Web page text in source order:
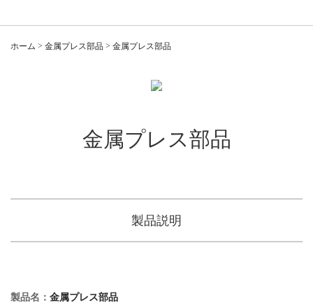
ホーム > 金属プレス部品> 金属プレス部品
金属プレス部品
製品説明
製品名 ： 金属プレス部品